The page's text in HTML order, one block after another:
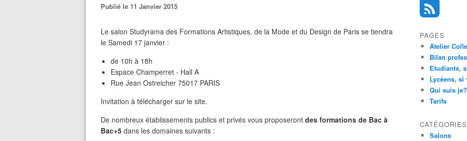
Publié le 11 Janvier 2015
Le salon Studyrama des Formations Artistiques, de la Mode et du Design de Paris se tiendra
le Samedi 17 janvier :
de 10h à 18h
Espace Champerret - Hall A
Rue Jean Ostreicher 75017 PARIS
Invitation à télécharger sur le site.
De nombreux établissements publics et privés vous proposeront des formations de Bac à
Bac+5 dans les domaines suivants :
PAGES
Atelier
Bilan
Etudiants,
Lycéens, si
Qui suis je?
Tarifs
CATÉGORIES
Salons